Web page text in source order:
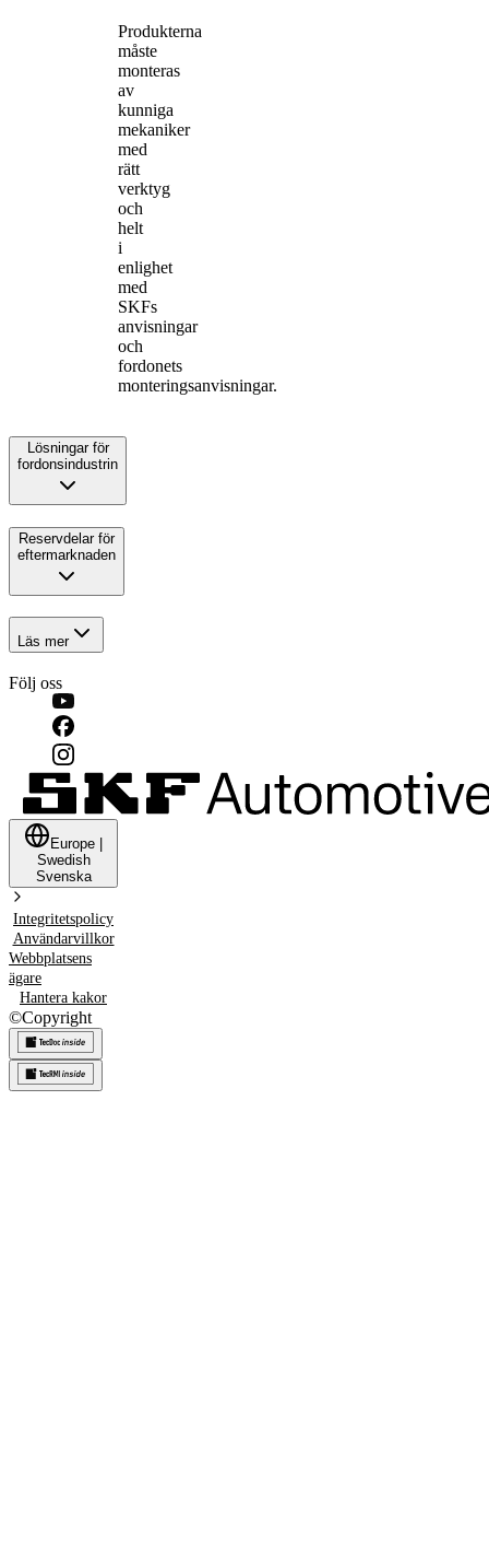
Produkterna
måste
monteras
av
kunniga
mekaniker
med
rätt
verktyg
och
helt
i
enlighet
med
SKFs
anvisningar
och
fordonets
monteringsanvisningar.
Lösningar för
fordonsindustrin
Reservdelar för
eftermarknaden
Läs mer
Följ oss
Europe
Swedish
Svenska
Integritetspolicy
Användarvillkor
Webbplatsens
ägare
Hantera kakor
©Copyright